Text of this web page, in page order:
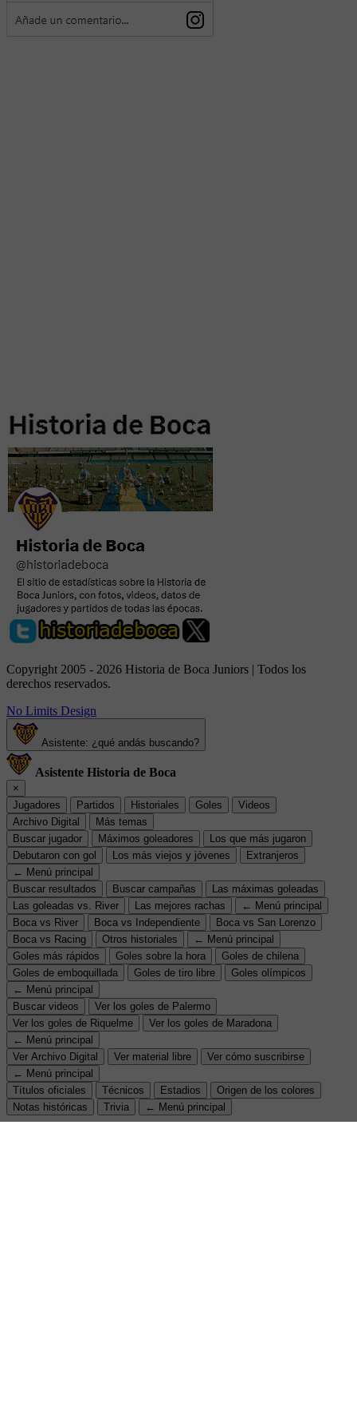
Copyright 2005 - 2026 Historia de Boca Juniors | Todos los
derechos reservados.
No Limits Design
Asistente: ¿qué andás buscando?
Asistente Historia de Boca
×
Jugadores
Partidos Historiales Goles
Videos
Archivo Digital
Más temas
Buscar jugador
Máximos goleadores
Los que más jugaron
Debutaron con gol
Los más viejos y jóvenes
Extranjeros
← Menú principal
Buscar resultados
Buscar campañas
Las máximas goleadas
Las goleadas vs. River
Las mejores rachas
← Menú principal
Boca vs River
Boca vs Independiente
Boca vs San Lorenzo
Boca vs Racing
Otros historiales
← Menú principal
Goles más rápidos
Goles sobre la hora
Goles de chilena
Goles de emboquillada
Goles de tiro libre
Goles olímpicos
← Menú principal
Buscar videos
Ver los goles de Palermo
Ver los goles de Riquelme
Ver los goles de Maradona
← Menú principal
Ver Archivo Digital
Ver material libre
Ver cómo suscribirse
← Menú principal
Títulos oficiales
Técnicos Estadios
Origen de los colores
Notas históricas
Trivia ← Menú principal